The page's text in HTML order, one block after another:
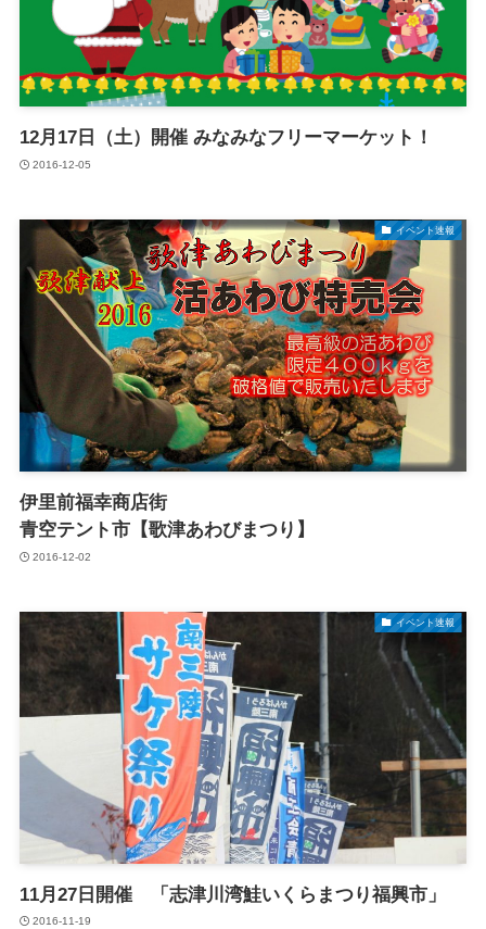
12月17日（土）開催 みなみなフリーマーケット！
2016-12-05
イベント速報
伊里前福幸商店街
青空テント市【歌津あわびまつり】
2016-12-02
イベント速報
11月27日開催 「志津川湾鮭いくらまつり福興市」
2016-11-19